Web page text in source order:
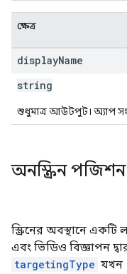
ক্ষেত্র
displayName
string
শুধুমাত্র আউটপুট। অ্যাপ
অনস্ক্রিন পজিশন
স্ক্রিনের অবস্থানে একটি
এবং ভিডিও বিজ্ঞাপন
targetingType যখন